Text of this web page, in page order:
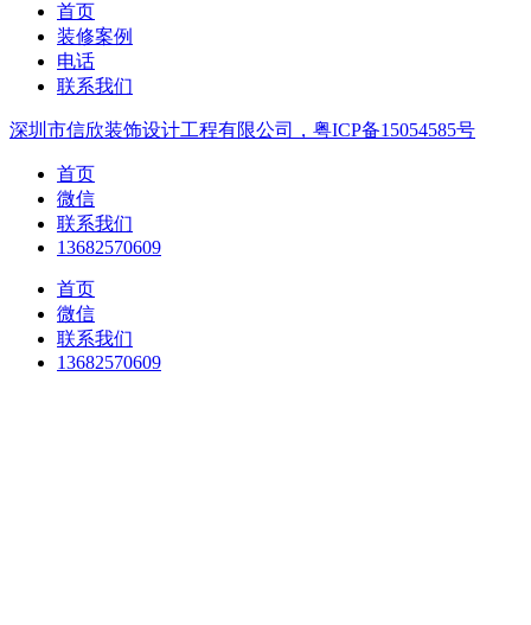
首页
装修案例
电话
联系我们
深圳市信欣装饰设计工程有限公司，粤ICP备15054585号
首页
微信
联系我们
13682570609
首页
微信
联系我们
13682570609